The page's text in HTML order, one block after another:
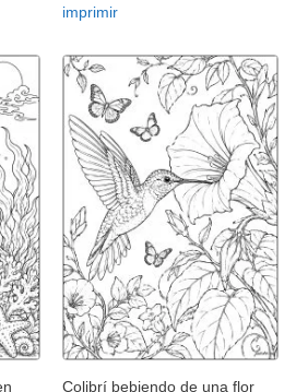
imprimir
Colibrí bebiendo de una flor